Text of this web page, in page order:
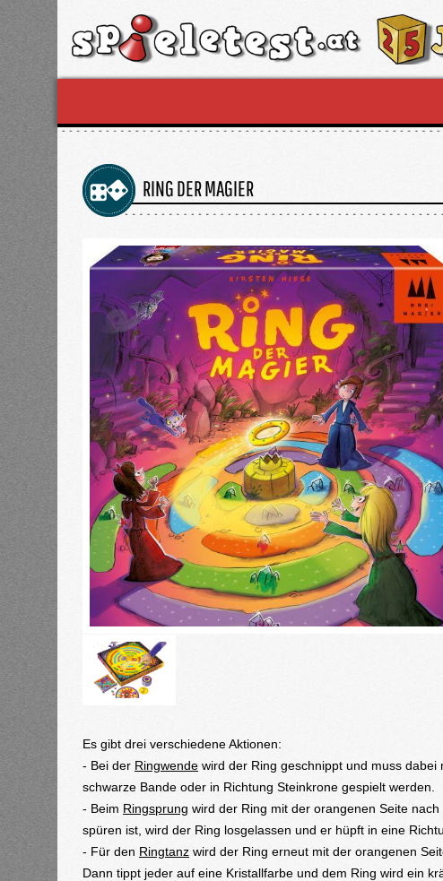
RING DER MAGIER
Es gibt drei verschiedene Aktionen:
- Bei der Ringwende wird der Ring geschnippt und muss
schwarze Bande oder in Richtung Steinkrone gespielt werden.
- Beim Ringsprung wird der Ring mit der orangenen Seite
spüren ist, wird der Ring losgelassen und er hüpft in eine
- Für den Ringtanz wird der Ring erneut mit der orangenen
Dann tippt jeder auf eine Kristallfarbe und dem Ring wird ein